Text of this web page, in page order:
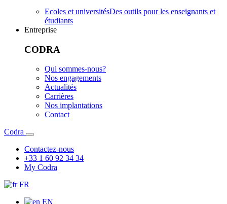
Ecoles et universitésDes outils pour les enseignants et
étudiants
Entreprise
CODRA
Qui sommes-nous?
Nos engagements
Actualités
Carrières
Nos implantations
Contact
Codra
Contactez-nous
+33 1 60 92 34 34
My Codra
FR
EN